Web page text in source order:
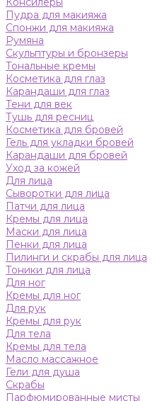
Пудра для макияжа
Спонжи для макияжа
Румяна
Скульптуры и бронзеры
Тональные кремы
Косметика для глаз
Карандаши для глаз
Тени для век
Тушь для ресниц
Косметика для бровей
Гель для укладки бровей
Карандаши для бровей
Уход за кожей
Для лица
Сыворотки для лица
Патчи для лица
Кремы для лица
Маски для лица
Пенки для лица
Пилинги и скрабы для лица
Тоники для лица
Для ног
Кремы для ног
Для рук
Кремы для рук
Для тела
Кремы для тела
Масло массажное
Гели для душа
Скрабы
Парфюмированные мисты